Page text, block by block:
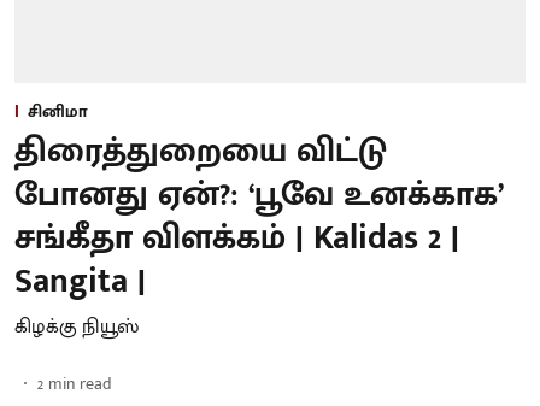
சினிமா
திரைத்துறையை விட்டு
போனது ஏன்?: ‘பூவே உனக்காக’
சங்கீதா விளக்கம் | Kalidas 2 |
Sangita |
கிழக்கு நியூஸ்
2 min read